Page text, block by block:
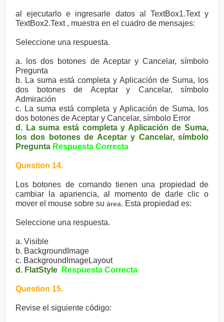
al ejecutarlo e ingresarle datos al TextBox1.Text y
TextBox2.Text , muestra en el cuadro de mensajes:
Seleccione una respuesta.
a. los dos botones de Aceptar y Cancelar, símbolo
Pregunta
b. La suma está completa y Aplicación de Suma, los
dos botones de Aceptar y Cancelar, símbolo
Admiración
c. La suma está completa y Aplicación de Suma, los
dos botones de Aceptar y Cancelar, símbolo Error
d. La suma está completa y Aplicación de Suma,
los dos botones de Aceptar y Cancelar, símbolo
Pregunta Respuesta Correcta
Question 14.
Los botones de comando tienen una propiedad de
cambiar la apariencia, al momento de darle clic o
mover el mouse sobre su área. Esta propiedad es:
Seleccione una respuesta.
a. Visible
b. BackgroundImage
c. BackgroundImageLayout
d. FlatStyle
Respuesta Correcta
Question 15.
Revise el siguiente código: